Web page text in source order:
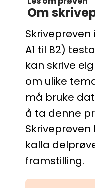
Om
Skriveprøven
A1 til B2)
kan skrive
om ulike
må bruke
å ta denne
Skriveprøven
kalla
framstilling.